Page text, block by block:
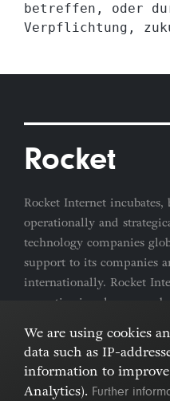
betreffen, oder
Rocket
Rocket Internet incubates,
operationally and
technology companies
support to its companies
internationally. Rocket
are active in a large
Imprint & Privacy Policy
We are using cookies
data such as IP-
information to improve
Analytics). Further